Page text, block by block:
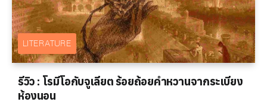
LITERATURE
รีวิว : โรมีโอกับจูเลียต ร้อยถ้อยคำหวานจากระเบียง
ห้องนอน